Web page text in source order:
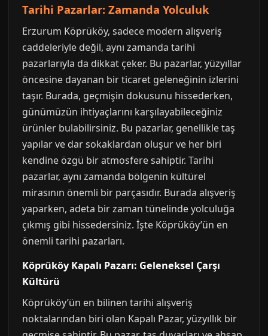
Tarihi Pazarlar: Zamanda Yolculuk
Erzurum Köprüköy, sadece modern alışveriş
caddeleriyle değil, aynı zamanda tarihi
pazarlarıyla da dikkat çeker. Bu pazarlar, yüzyıllar
öncesine dayanan bir ticaret geleneğinin izlerini
taşır. Burada, geçmişin dokusunu hissederken,
günümüzün ihtiyaçlarını karşılayabileceğiniz
ürünler bulabilirsiniz. Bu pazarlar, genellikle taş
yapılar ve dar sokaklardan oluşur ve her biri
kendine özgü bir atmosfere sahiptir. Tarihi
pazarlar, aynı zamanda bölgenin kültürel
mirasının önemli bir parçasıdır. Burada alışveriş
yaparken, adeta bir zaman tünelinde yolculuğa
çıkmış gibi hissedersiniz. İşte Köprüköy’ün en
önemli tarihi pazarları.
Köprüköy Kapalı Pazarı: Geleneksel Çarşı
Kültürü
Köprüköy’ün en bilinen tarihi alışveriş
noktalarından biri olan Kapalı Pazar, yüzyıllık bir